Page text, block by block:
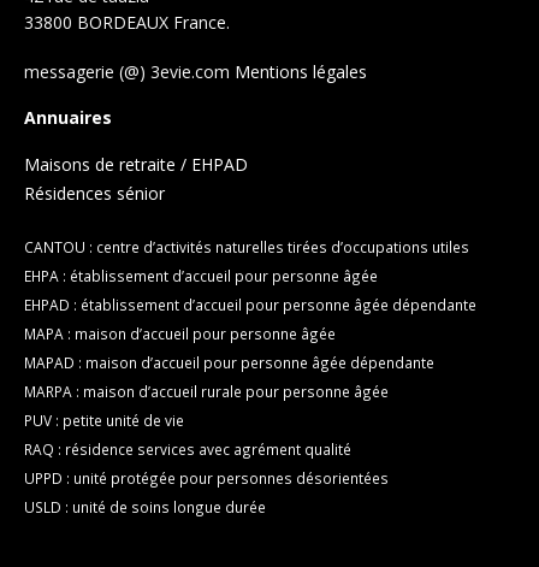
33800 BORDEAUX France.
messagerie (@) 3evie.com Mentions légales
Annuaires
Maisons de retraite / EHPAD
Résidences sénior
CANTOU : centre d’activités naturelles tirées d’occupations utiles
EHPA : établissement d’accueil pour personne âgée
EHPAD : établissement d’accueil pour personne âgée dépendante
MAPA : maison d’accueil pour personne âgée
MAPAD : maison d’accueil pour personne âgée dépendante
MARPA : maison d’accueil rurale pour personne âgée
PUV : petite unité de vie
RAQ : résidence services avec agrément qualité
UPPD : unité protégée pour personnes désorientées
USLD : unité de soins longue durée